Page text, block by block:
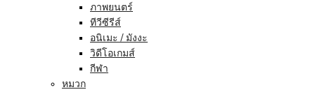
ภาพยนตร์
ทีวีซีรีส์
อนิเมะ / มังงะ
วิดีโอเกมส์
กีฬา
หมวก